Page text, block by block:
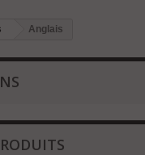
Anglais